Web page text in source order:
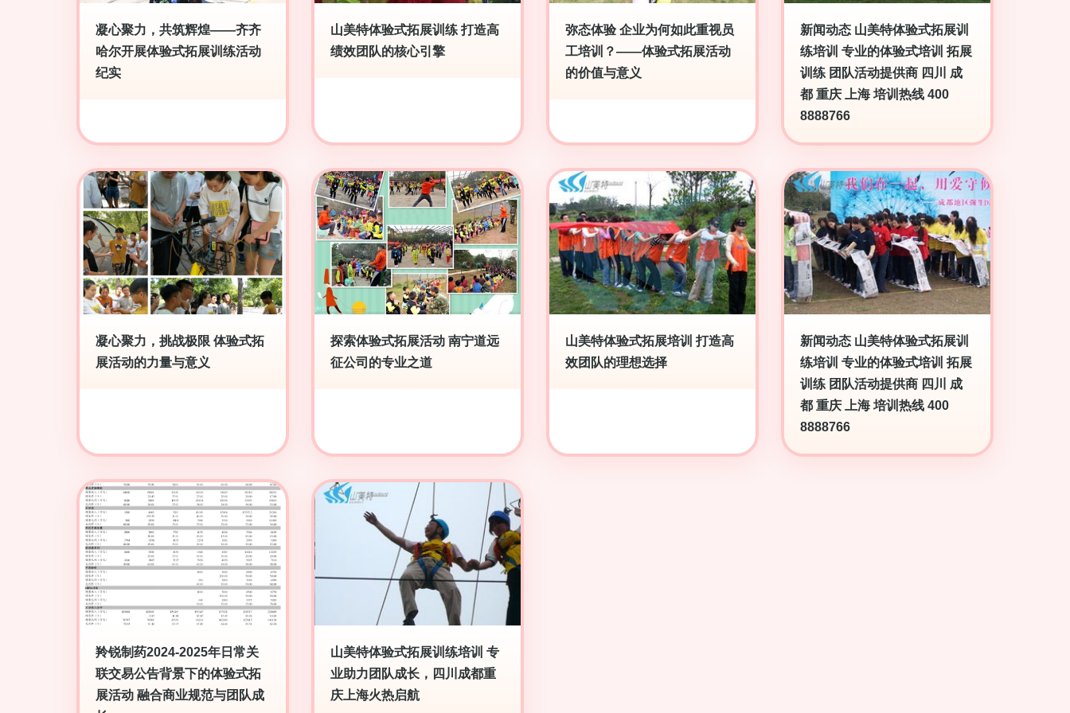
凝心聚力，共筑辉煌——齐齐
哈尔开展体验式拓展训练活动
纪实
山美特体验式拓展训练 打造高
绩效团队的核心引擎
弥态体验 企业为何如此重视员
工培训？——体验式拓展活动
的价值与意义
新闻动态 山美特体验式拓展训
练培训 专业的体验式培训 拓展
训练 团队活动提供商 四川 成
都 重庆 上海 培训热线 400
8888766
凝心聚力，挑战极限 体验式拓
展活动的力量与意义
探索体验式拓展活动 南宁道远
征公司的专业之道
山美特体验式拓展培训 打造高
效团队的理想选择
新闻动态 山美特体验式拓展训
练培训 专业的体验式培训 拓展
训练 团队活动提供商 四川 成
都 重庆 上海 培训热线 400
8888766
羚锐制药2024-2025年日常关
联交易公告背景下的体验式拓
展活动 融合商业规范与团队成
山美特体验式拓展训练培训 专
业助力团队成长，四川成都重
庆上海火热启航